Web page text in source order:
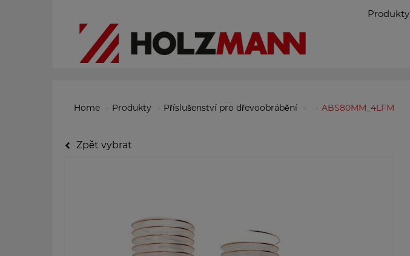
Produkty
Home Produkty Příslušenství pro dřevoobrábění ABS80MM_4LFM
Zpět vybrat